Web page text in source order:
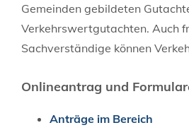
Gemeinden gebildeten
Verkehrswertgutachten. Auch
Sachverständige können
Onlineantrag und
Anträge im Bereich